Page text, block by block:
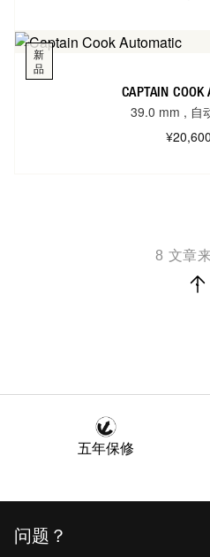
新
品
CAPTAIN COOK
39.0 mm , 自
8 文章
五年保修
问题？